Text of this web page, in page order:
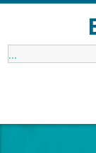
...